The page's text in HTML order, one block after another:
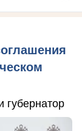
губернатор